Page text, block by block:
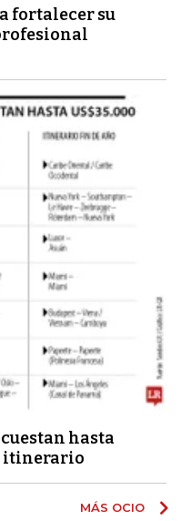
fortalecer su
hasta
itinerario
MÁS OCIO